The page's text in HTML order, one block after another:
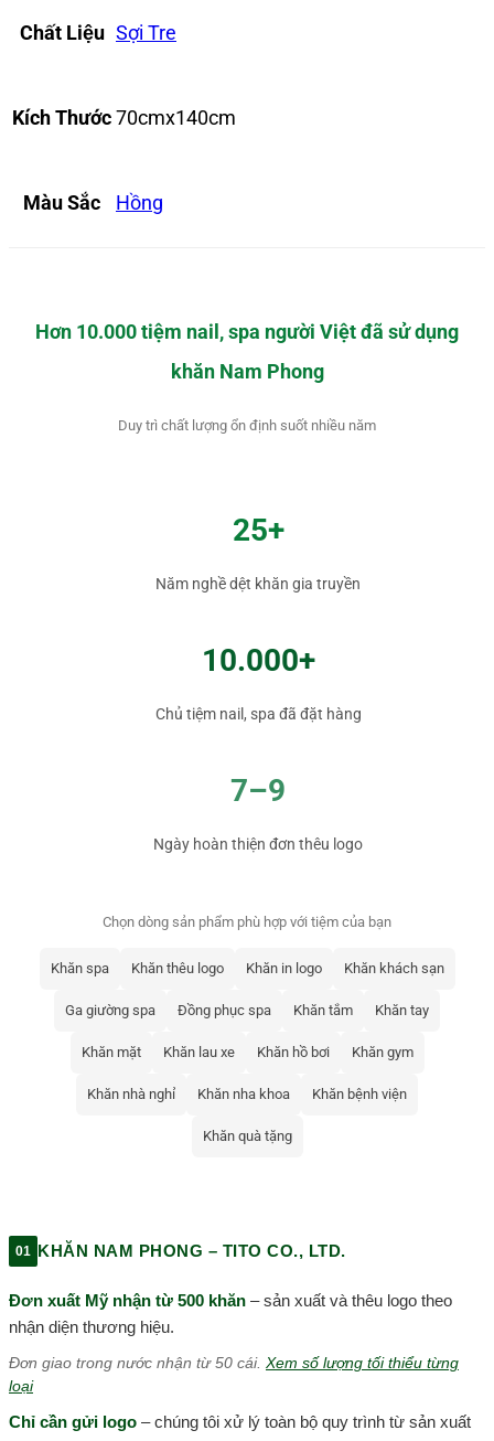
Chất Liệu Sợi Tre
Kích Thước70cmx140cm
Màu Sắc Hồng
Hơn 10.000 tiệm nail, spa người Việt đã sử dụng
khăn Nam Phong
Duy trì chất lượng ổn định suốt nhiều năm
25+
Năm nghề dệt khăn gia truyền
10.000+
Chủ tiệm nail, spa đã đặt hàng
7–9
Ngày hoàn thiện đơn thêu logo
Chọn dòng sản phẩm phù hợp với tiệm của bạn
Khăn spa Khăn thêu logo Khăn in logo Khăn khách sạn
Ga giường spa Đồng phục spa Khăn tắm Khăn tay
Khăn mặt Khăn lau xe Khăn hồ bơi Khăn gym
Khăn nhà nghỉ Khăn nha khoa Khăn bệnh viện
Khăn quà tặng
01 KHĂN NAM PHONG – TITO CO., LTD.
Đơn xuất Mỹ nhận từ 500 khăn – sản xuất và thêu logo theo
nhận diện thương hiệu.
Đơn giao trong nước nhận từ 50 cái. Xem số lượng tối thiểu từng
loại
Chỉ cần gửi logo – chúng tôi xử lý toàn bộ quy trình từ sản xuất